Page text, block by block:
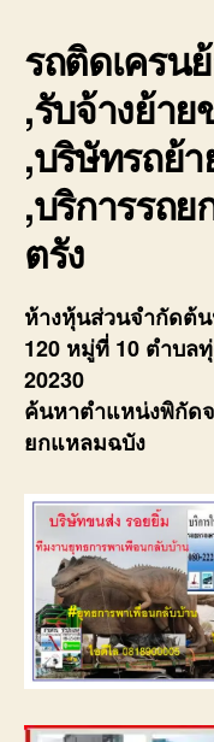
รถติดเครน
,รับจ้างย้า
,บริษัทรถย้
,บริการรถ
ตรัง
ห้างหุ้นส่วนจำกัดต้
120 หมู่ที่ 10 ตำบล
20230
ค้นหาตำแหน่งพิกัด
ยกแหลมฉบัง